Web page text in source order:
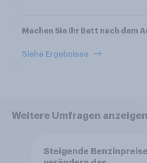
Machen Sie Ihr Bett nach dem
Siehe Ergebnisse
Weitere Umfragen anzeigen
Steigende Benzinpreise